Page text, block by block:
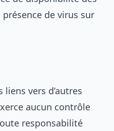
de virus sur
vers d’autres
aucun contrôle
responsabilité